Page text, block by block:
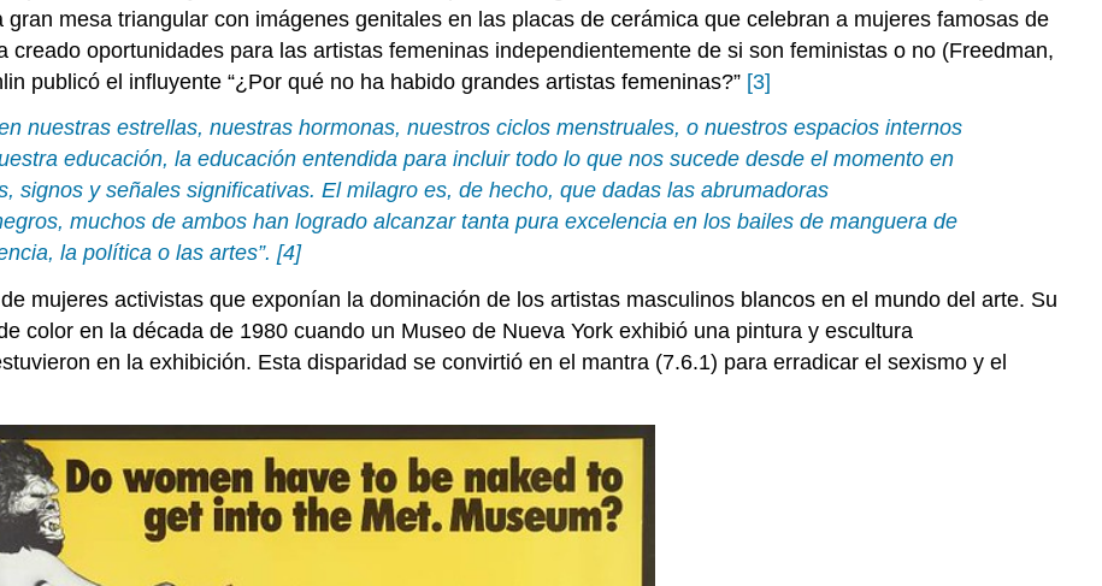
Simpson
Marlene
Semmel
Yolanda
Miriam
López
Neshat
mesa triangular con imágenes genitales en las placas de cerámica que celebran a mujeres famosas de
oportunidades para las artistas femeninas independientemente de si son feministas o no (Freedman,
publicó el influyente “¿Por qué no ha habido grandes artistas femeninas?” [3]
nuestras estrellas, nuestras hormonas, nuestros ciclos menstruales, o nuestros espacios internos
educación, la educación entendida para incluir todo lo que nos sucede desde el momento en
signos y señales significativas. El milagro es, de hecho, que dadas las abrumadoras
muchos de ambos han logrado alcanzar tanta pura excelencia en los bailes de manguera de
la política o las artes”. [4]
mujeres activistas que exponían la dominación de los artistas masculinos blancos en el mundo del arte. Su
color en la década de 1980 cuando un Museo de Nueva York exhibió una pintura y escultura
en la exhibición. Esta disparidad se convirtió en el mantra (7.6.1) para erradicar el sexismo y el